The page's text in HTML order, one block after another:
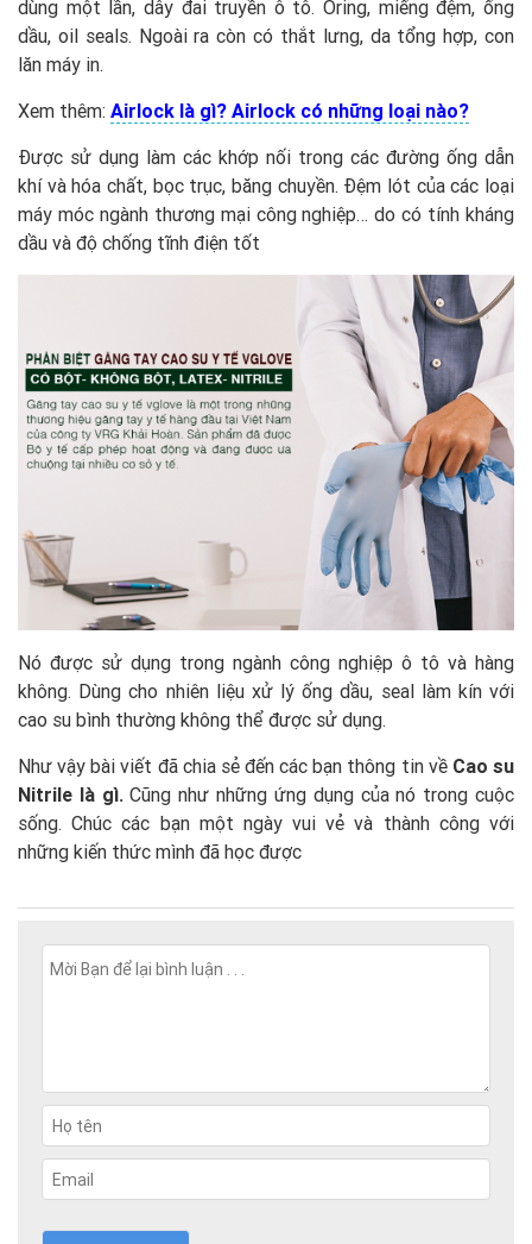
dùng một lần, dây đai truyền ô tô. Oring, miếng đệm, ống
dầu, oil seals. Ngoài ra còn có thắt lưng, da tổng hợp, con
lăn máy in.
Xem thêm: Airlock là gì? Airlock có những loại nào?
Được sử dụng làm các khớp nối trong các đường ống dẫn
khí và hóa chất, bọc trục, băng chuyền. Đệm lót của các loại
máy móc ngành thương mại công nghiệp… do có tính kháng
dầu và độ chống tĩnh điện tốt
Nó được sử dụng trong ngành công nghiệp ô tô và hàng
không. Dùng cho nhiên liệu xử lý ống dầu, seal làm kín với
cao su bình thường không thể được sử dụng.
Như vậy bài viết đã chia sẻ đến các bạn thông tin về Cao su
Nitrile là gì.Cũng như những ứng dụng của nó trong cuộc
sống. Chúc các bạn một ngày vui vẻ và thành công với
những kiến thức mình đã học được